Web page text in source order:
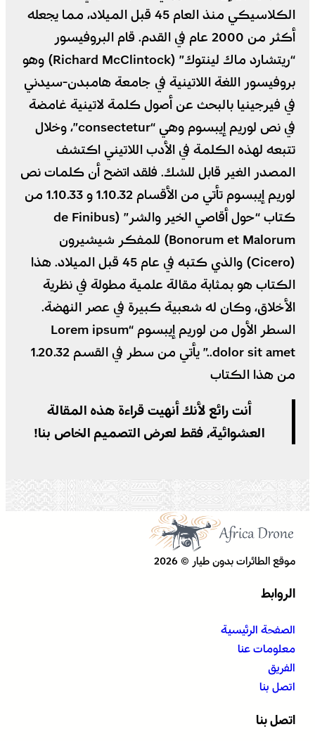
الكلاسيكي منذ العام 45 قبل الميلاد، مما يجعله
أكثر من 2000 عام في القدم. قام البروفيسور
“ريتشارد ماك لينتوك” (Richard McClintock) وهو
بروفيسور اللغة اللاتينية في جامعة هامبدن-سيدني
في فيرجينيا بالبحث عن أصول كلمة لاتينية غامضة
في نص لوريم إيبسوم وهي “consectetur”، وخلال
تتبعه لهذه الكلمة في الأدب اللاتيني اكتشف
المصدر الغير قابل للشك. فلقد اتضح أن كلمات نص
لوريم إيبسوم تأتي من الأقسام 1.10.32 و 1.10.33 من
كتاب “حول أقاصي الخير والشر” (de Finibus
Bonorum et Malorum) للمفكر شيشيرون
(Cicero) والذي كتبه في عام 45 قبل الميلاد. هذا
الكتاب هو بمثابة مقالة علمية مطولة في نظرية
الأخلاق، وكان له شعبية كبيرة في عصر النهضة.
السطر الأول من لوريم إيبسوم “Lorem ipsum
dolor sit amet..” يأتي من سطر في القسم 1.20.32
من هذا الكتاب
أنت رائع لأنك أنهيت قراءة هذه المقالة
العشوائية، فقط لعرض التصميم الخاص بنا!
موقع الطائرات بدون طيار © 2026
الروابط
الصفحة الرئيسية
معلومات عنا
الفريق
اتصل بنا
اتصل بنا